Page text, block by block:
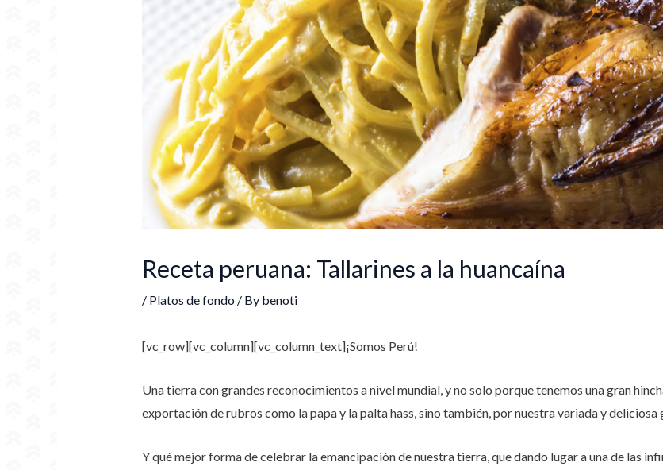
Receta peruana: Tallarines a la huancaína
/ Platos de fondo/ By benoti
[vc_row][vc_column][vc_column_text]¡Somos Perú!
Una tierra con grandes reconocimientos a nivel mundial, y no solo porque tenemos una gran
exportación de rubros como la papa y la palta hass, sino también, por nuestra variada y
Y qué mejor forma de celebrar la emancipación de nuestra tierra, que dando lugar a una de las